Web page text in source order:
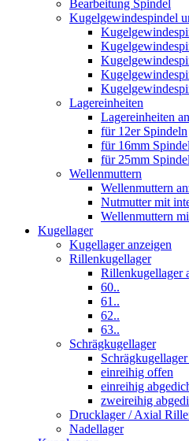
Bearbeitung Spindel
Kugelgewindespindel
Lagereinheiten
Lagereinheiten
für 12er Spindeln
für 16mm
für 25mm
Wellenmuttern
Wellenmuttern
Nutmutter mit
Wellenmuttern
Kugellager
Kugellager anzeigen
Rillenkugellager
Rillenkugellager
60..
61..
62..
63..
Schrägkugellager
einreihig offen
einreihig
zweireihig
Drucklager / Axial
Nadellager